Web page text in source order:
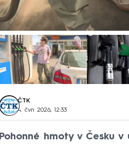
ČTK
4. čvn 2026, 12:33
Pohonné hmoty v Česku